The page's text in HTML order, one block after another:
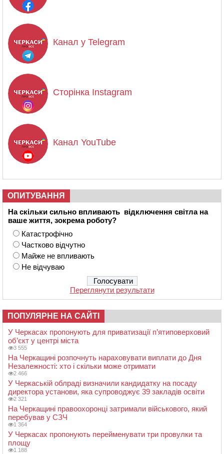
Канал у Telegram
Сторінка Instagram
Канал YouTube
ОПИТУВАННЯ
На скільки сильно впливають відключення світла на
ваше життя, зокрема роботу?
Катастрофічно
Частково відчутно
Майже не впливають
Не відчуваю
Переглянути результати
ПОПУЛЯРНЕ НА САЙТІ
У Черкасах пропонують для приватизації п’ятиповерховий
об’єкт у центрі міста
3 555
На Черкащині розпочнуть нараховувати виплати до Дня
Незалежності: хто і скільки може отримати
2 466
У Черкаській облраді визначили кандидатку на посаду
директора установи, яка супроводжує 39 закладів освіти
2 321
На Черкащині правоохоронці затримали військового, який
перебував у СЗЧ
1 364
У Черкасах пропонують перейменувати три провулки та
площу
1 188